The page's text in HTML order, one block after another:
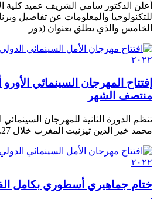
أعلن الدكتور سامي الشريف عميد كلية
للتكنولوجيا والمعلومات عن تفاصيل
الخامس والذي يطلق بعنوان (دور
إفتتاح المهرجان السينمائي
منتصف الشهر
تنظم الدورة الثانية للمهرجان السينمائي
محمد خير الدين تيزنيت المغرب خلال 25.26.27. يونيو 2021 بمشاركة
ختام جماهيري أسطوري بكامل